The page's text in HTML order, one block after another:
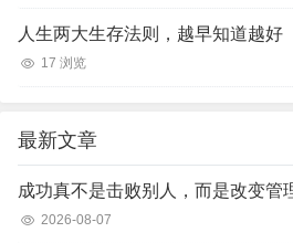
人生两大生存法则，越早知道越好
17 浏览
最新文章
成功真不是击败别人，而是改变管
2026-08-07